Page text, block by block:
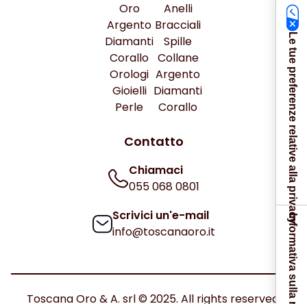
Oro
Argento
Diamanti
Corallo
Orologi
Gioielli
Perle
Anelli
Bracciali
Spille
Collane
Argento
Diamanti
Corallo
Contatto
Chiamaci
055 068 0801
Scrivici un'e-mail
info@toscanaoro.it
Toscana Oro & A. srl © 2025. All rights reserved.
Le tue preferenze relative alla privacy
Informativa sulla raccolta